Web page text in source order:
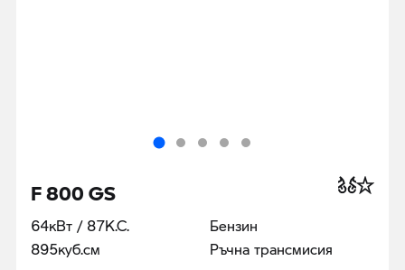
F 800 GS
64кВт / 87К.С.
895куб.cм
Бензин
Ръчна трансмисия